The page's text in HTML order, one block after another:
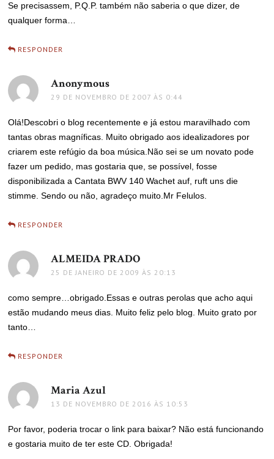
Se precisassem, P.Q.P. também não saberia o que dizer, de
qualquer forma…
RESPONDER
Anonymous
29 DE NOVEMBRO DE 2007 ÀS 0:44
Olá!Descobri o blog recentemente e já estou maravilhado com
tantas obras magníficas. Muito obrigado aos idealizadores por
criarem este refúgio da boa música.Não sei se um novato pode
fazer um pedido, mas gostaria que, se possível, fosse
disponibilizada a Cantata BWV 140 Wachet auf, ruft uns die
stimme. Sendo ou não, agradeço muito.Mr Felulos.
RESPONDER
ALMEIDA PRADO
25 DE JANEIRO DE 2009 ÀS 20:13
como sempre…obrigado.Essas e outras perolas que acho aqui
estão mudando meus dias. Muito feliz pelo blog. Muito grato por
tanto…
RESPONDER
Maria Azul
13 DE NOVEMBRO DE 2016 ÀS 10:53
Por favor, poderia trocar o link para baixar? Não está funcionando
e gostaria muito de ter este CD. Obrigada!